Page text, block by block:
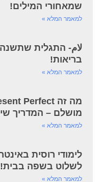
שמאחורי המילים!
למאמר המלא »
لام- התגלית
בריאות!
למאמר המלא »
מושלם – המדריך
למאמר המלא »
לימודי רוסית
לשלוט בשפה בבית!
למאמר המלא »